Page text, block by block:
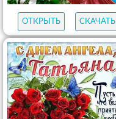
ОТКРЫТЬ СКАЧАТЬ